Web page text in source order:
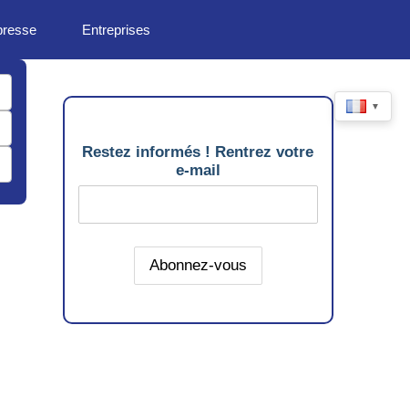
Entreprises
▼
Restez informés ! Rentrez votre
e-mail